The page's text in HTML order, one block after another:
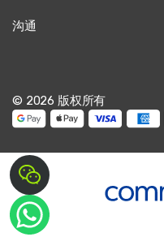
沟通
© 2026 版权所有